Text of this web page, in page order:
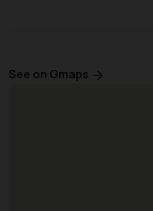
See on Gmaps